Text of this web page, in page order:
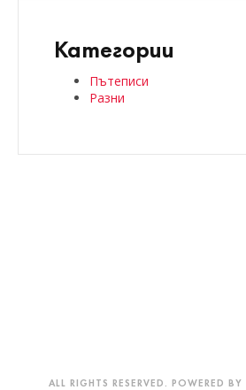
Категории
Пътеписи
Разни
ALL RIGHTS RESERVED. POWERED BY